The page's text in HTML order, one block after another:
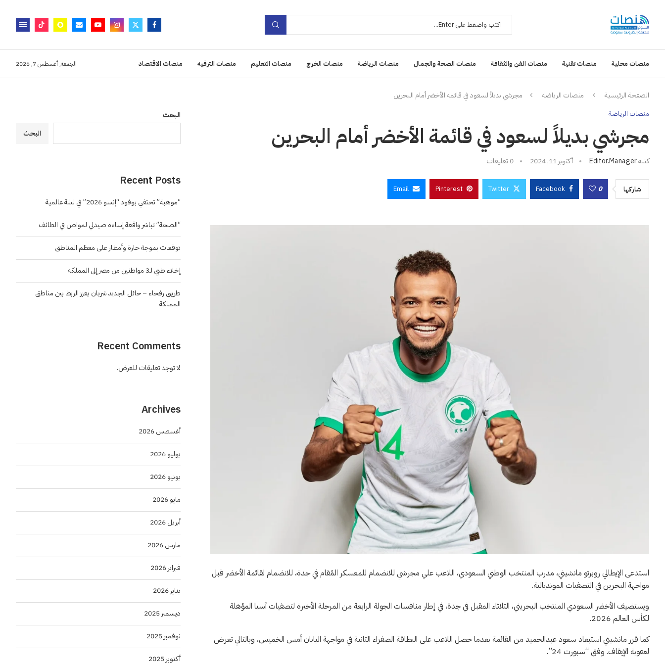
منصات محلية منصات تقنية منصات الفن والثقافة منصات الصحة والجمال منصات الرياضة منصات الخرج منصات التعليم منصات الترفيه منصات الاقتصاد الجمعة, أغسطس 7, 2026
الصفحة الرئيسية منصات الرياضة مجرشي بديلاً لسعود في قائمة الأخضر أمام البحرين
منصات الرياضة
مجرشي بديلاً لسعود في قائمة الأخضر أمام البحرين
كتبهEditor.manager أكتوبر 11, 2024 0 تعليقات
شاركها 0
Facebook
Twitter
Pinterest
Email
استدعى الإيطالي روبرتو مانشيني، مدرب المنتخب الوطني السعودي، اللاعب علي مجرشي للانضمام للمعسكر المُقام في جدة، للانضمام لقائمة الأخضر قبل
مواجهة البحرين في التصفيات المونديالية.
ويستضيف الأخضر السعودي المنتخب البحريني، الثلاثاء المقبل في جدة، في إطار منافسات الجولة الرابعة من المرحلة الأخيرة لتصفيات آسيا المؤهلة
لكأس العالم 2026.
كما قرر مانشيني استبعاد سعود عبدالحميد من القائمة بعدما حصل اللاعب على البطاقة الصفراء الثانية في مواجهة اليابان أمس الخميس، وبالتالي تعرض
لعقوبة الإيقاف. وفق “سبورت 24”.
البحث
البحث
Recent Posts
“موهبة” تحتفي بوفود “إنسو 2026” في ليلة عالمية
“الصحة” تباشر واقعة إساءة صيدلي لمواطن في الطائف
توقعات بموجة حارة وأمطار على معظم المناطق
إخلاء طبي لـ3 مواطنين من مصر إلى المملكة
طريق رفحاء – حائل الجديد شريان يعزز الربط بين مناطق
المملكة
Recent Comments
لا توجد تعليقات للعرض.
Archives
أغسطس 2026
يوليو 2026
يونيو 2026
مايو 2026
أبريل 2026
مارس 2026
فبراير 2026
يناير 2026
ديسمبر 2025
نوفمبر 2025
أكتوبر 2025